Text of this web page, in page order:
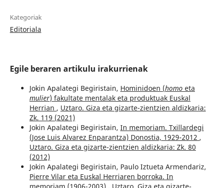
Kategoriak
Editoriala
Egile beraren artikulu irakurrienak
Jokin Apalategi Begiristain, Hominidoen (homoeta
mulier) fakultate mentalak eta produktuak Euskal
Herrian , Uztaro. Giza eta gizarte-zientzien aldizkaria:
Zk. 119 (2021)
Jokin Apalategi Begiristain, In memoriam. Txillardegi
(Jose Luis Alvarez Enparantza) Donostia, 1929-2012 ,
Uztaro. Giza eta gizarte-zientzien aldizkaria: Zk. 80
(2012)
Jokin Apalategi Begiristain, Paulo Iztueta Armendariz,
Pierre Vilar eta Euskal Herriaren borroka. In